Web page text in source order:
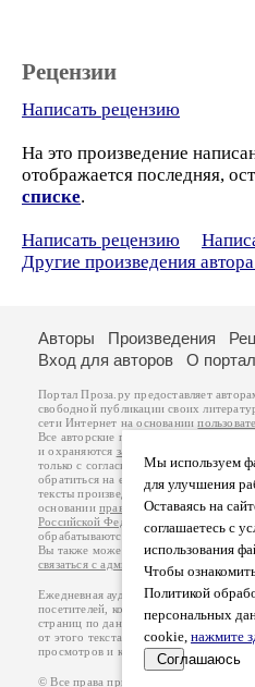
Рецензии
Написать рецензию
На это произведение
отображается последняя,
списке.
Написать рецензию
Другие произведения
Мы используем
для улучшения
Оставаясь на
соглашаетесь с
использования
Чтобы
Политикой
персональных
cookie, нажмите
Соглашаюсь
Авторы Произведения
Вход для авторов
О
Портал Проза.ру предоставляет
свободной публикации своих
сети Интернет на основании
Все авторские права на произведения
и охраняются законом
. Перепечатка
только с согласия его автора, к
обратиться на его авторской странице.
тексты произведений авторы несут
основанииправил публикациии
Российской Федерации
обрабатываются на основании
Вы также можете посмотреть более
связаться с администрацией
Ежедневная аудитория портала
посетителей, которые в общей сумме
страниц по данным счетчика
от этого текста. В каждой графе
просмотров и количество посетителей.
© Все права принадлежат авторам,